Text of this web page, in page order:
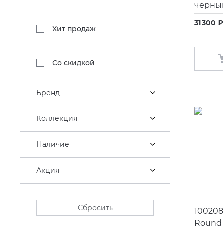
Хит продаж
Со скидкой
Бренд
Коллекция
Наличие
Акция
Сбросить
31 300
Round